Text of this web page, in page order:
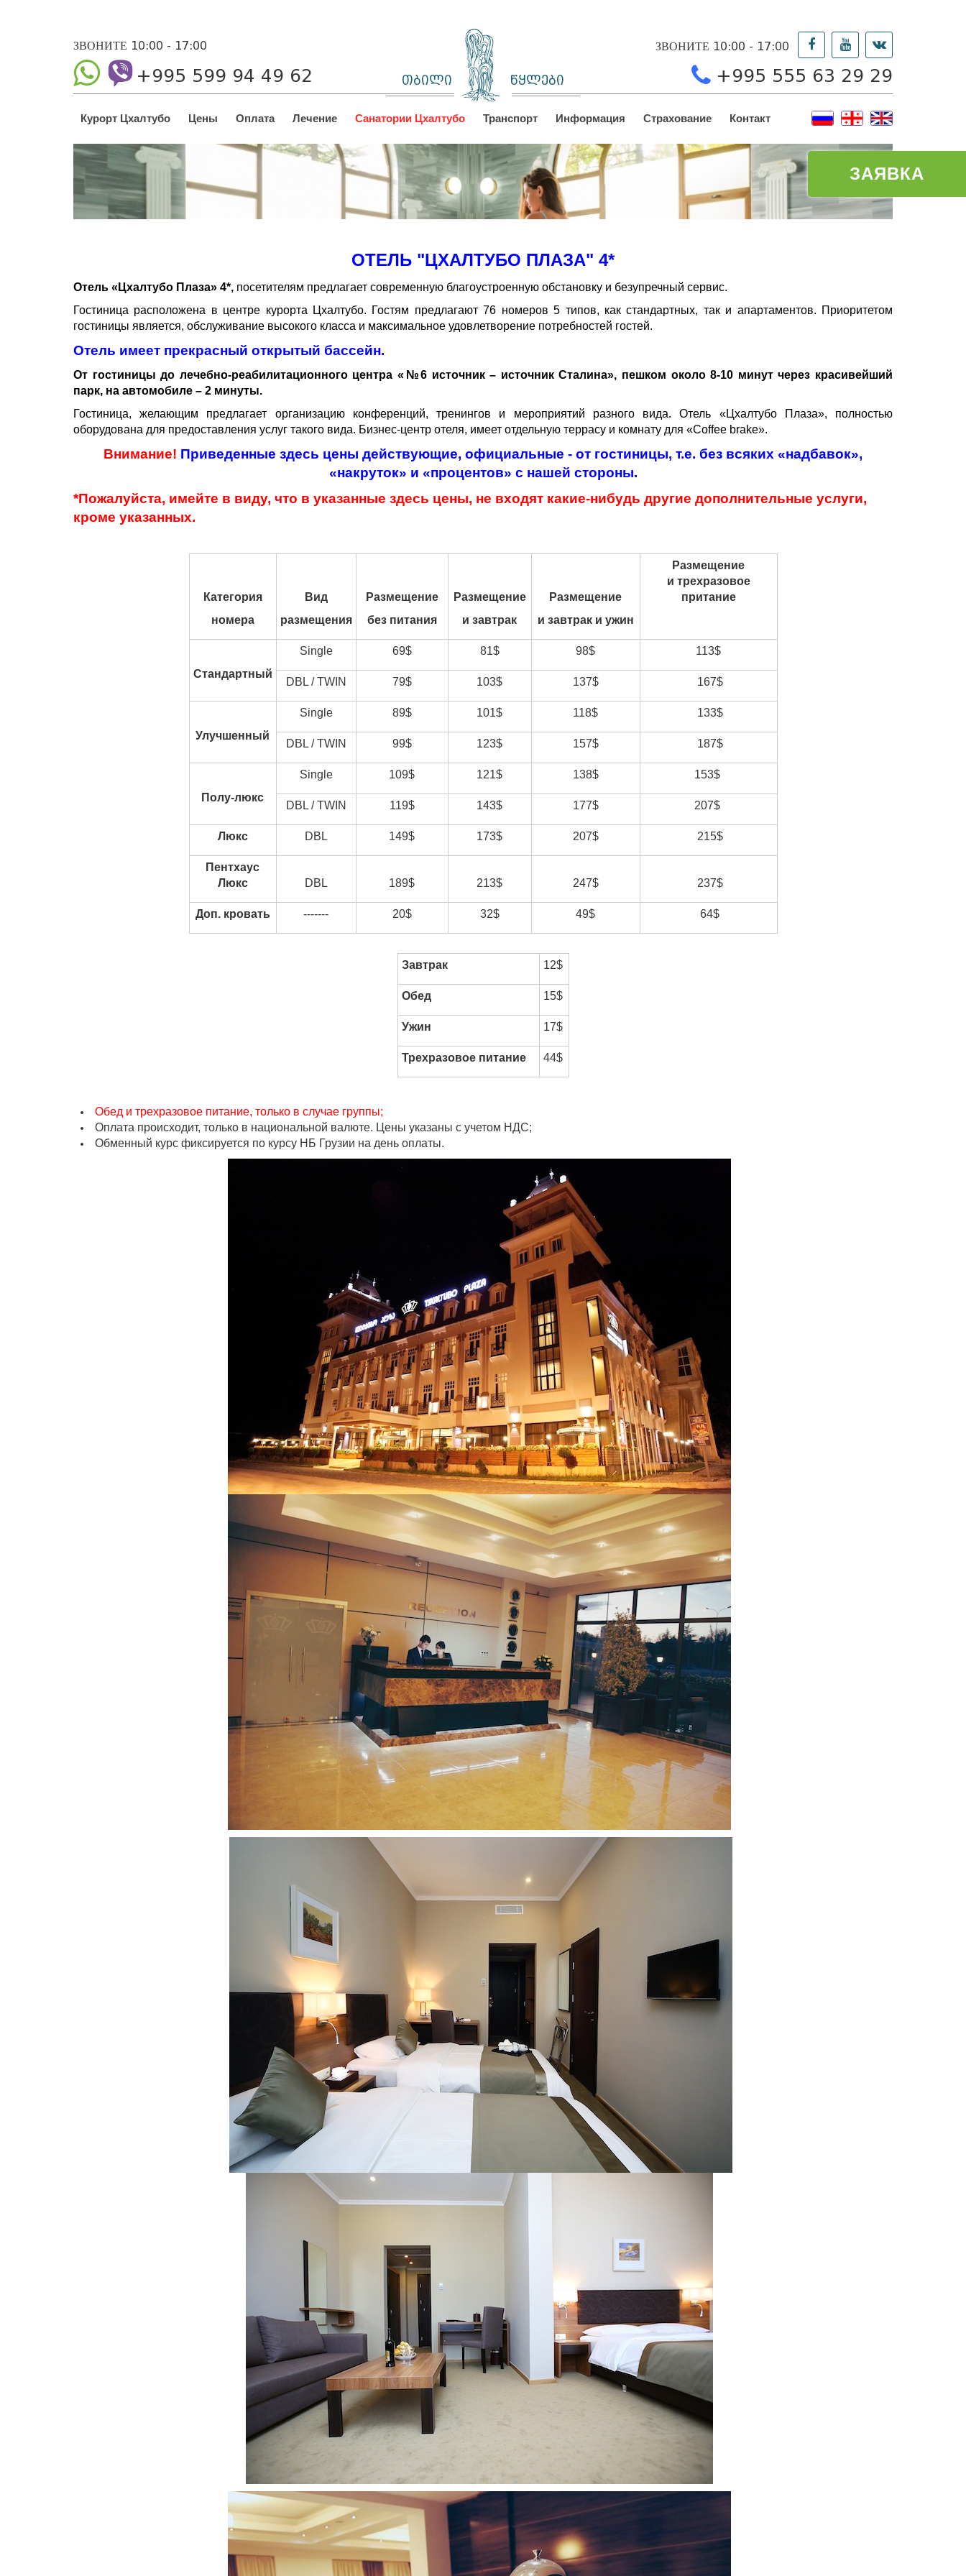
ЗАЯВКА
ЗВОНИТЕ 10:00 - 17:00
+995 599 94 49 62 თბილი წყლები
ЗВОНИТЕ 10:00 - 17:00
+995 555 63 29 29
Курорт Цхалтубо Цены Оплата Лечение Санатории Цхалтубо Транспорт Информация Страхование Контакт
ОТЕЛЬ "ЦХАЛТУБО ПЛАЗА" 4*
Отель «Цхалтубо Плаза» 4*, посетителям предлагает современную благоустроенную обстановку и безупречный сервис.
Гостиница расположена в центре курорта Цхалтубо. Гостям предлагают 76 номеров 5 типов, как стандартных, так и апартаментов. Приоритетом
гостиницы является, обслуживание высокого класса и максимальное удовлетворение потребностей гостей.
Отель имеет прекрасный открытый бассейн.
От гостиницы до лечебно-реабилитационного центра «№6 источник – источник Сталина», пешком около 8-10 минут через красивейший
парк, на автомобиле – 2 минуты.
Гостиница, желающим предлагает организацию конференций, тренингов и мероприятий разного вида. Отель «Цхалтубо Плаза», полностью
оборудована для предоставления услуг такого вида. Бизнес-центр отеля, имеет отдельную террасу и комнату для «Coffee brake».
Внимание! Приведенные здесь цены действующие, официальные - от гостиницы, т.е. без всяких «надбавок»,
«накруток» и «процентов» с нашей стороны.
*Пожалуйста, имейте в виду, что в указанные здесь цены, не входят какие-нибудь другие дополнительные услуги,
кроме указанных.
Категория
номера
Вид
размещения
Размещение
без питания
Размещение
и завтрак
Размещение
и завтрак и ужин
Размещение
и трехразовое
притание
Стандартный
Single 69$ 81$ 98$ 113$
DBL / TWIN 79$ 103$ 137$ 167$
Улучшенный
Single 89$ 101$ 118$ 133$
DBL / TWIN 99$ 123$ 157$ 187$
Полу-люкс
Single 109$ 121$ 138$ 153$
DBL / TWIN 119$ 143$ 177$ 207$
Люкс DBL 149$ 173$ 207$ 215$
Пентхаус
Люкс
DBL 189$ 213$ 247$ 237$
Доп. кровать ------- 20$ 32$ 49$ 64$
Завтрак 12$
Обед 15$
Ужин 17$
Трехразовое питание 44$
Обед и трехразовое питание, только в случае группы;
Оплата происходит, только в национальной валюте. Цены указаны с учетом НДС;
Обменный курс фиксируется по курсу НБ Грузии на день оплаты.